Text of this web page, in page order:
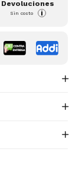
Devoluciones
Sin costo i